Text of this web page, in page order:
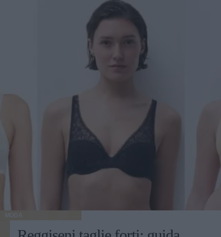
MODA